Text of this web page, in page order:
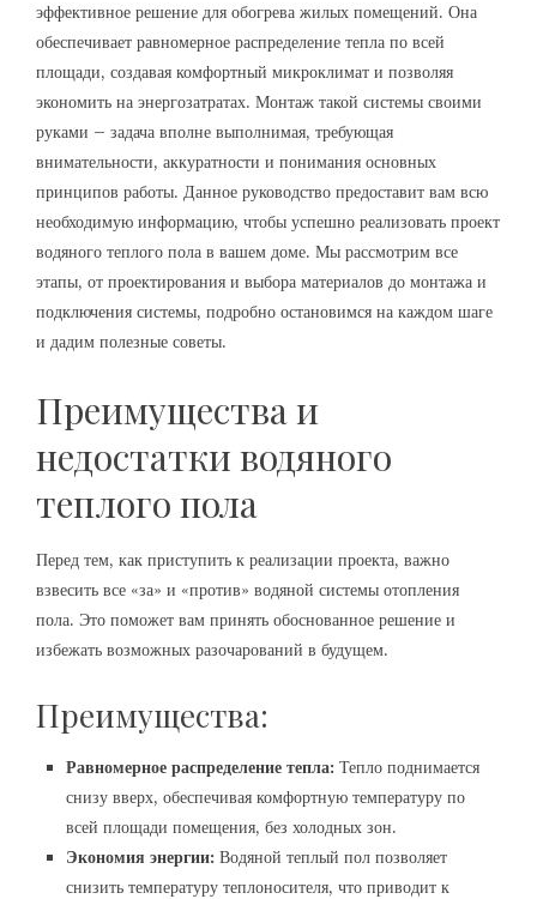
эффективное решение для обогрева жилых помещений. Она
обеспечивает равномерное распределение тепла по всей
площади, создавая комфортный микроклимат и позволяя
экономить на энергозатратах. Монтаж такой системы своими
руками – задача вполне выполнимая, требующая
внимательности, аккуратности и понимания основных
принципов работы. Данное руководство предоставит вам всю
необходимую информацию, чтобы успешно реализовать проект
водяного теплого пола в вашем доме. Мы рассмотрим все
этапы, от проектирования и выбора материалов до монтажа и
подключения системы, подробно остановимся на каждом шаге
и дадим полезные советы.
Преимущества и
недостатки водяного
теплого пола
Перед тем, как приступить к реализации проекта, важно
взвесить все «за» и «против» водяной системы отопления
пола. Это поможет вам принять обоснованное решение и
избежать возможных разочарований в будущем.
Преимущества:
Равномерное распределение тепла: Тепло поднимается
снизу вверх, обеспечивая комфортную температуру по
всей площади помещения, без холодных зон.
Экономия энергии: Водяной теплый пол позволяет
снизить температуру теплоносителя, что приводит к